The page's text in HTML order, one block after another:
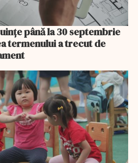
până la 30 septembrie
termenului a trecut de